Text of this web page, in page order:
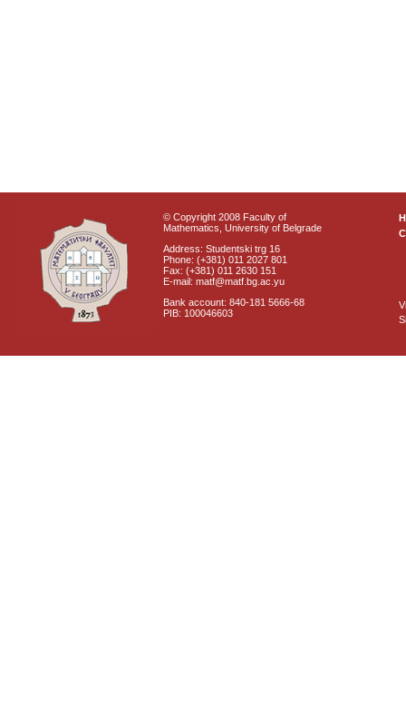
© Copyright 2008 Faculty of
Mathematics, University of Belgrade
Address: Studentski trg 16
Phone: (+381) 011 2027 801
Fax: (+381) 011 2630 151
E-mail: matf@matf.bg.ac.yu
Bank account: 840-181 5666-68
PIB: 100046603